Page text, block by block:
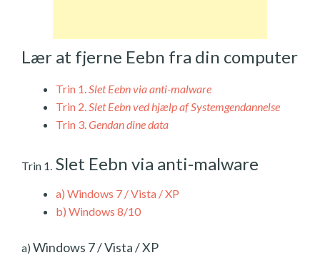
Lær at fjerne Eebn fra din computer
Trin 1.Slet Eebn via anti-malware
Trin 2.Slet Eebn ved hjælp af Systemgendannelse
Trin 3.Gendan dine data
Trin 1. Slet Eebn via anti-malware
a) Windows 7 / Vista / XP
b) Windows 8/10
a) Windows 7 / Vista / XP